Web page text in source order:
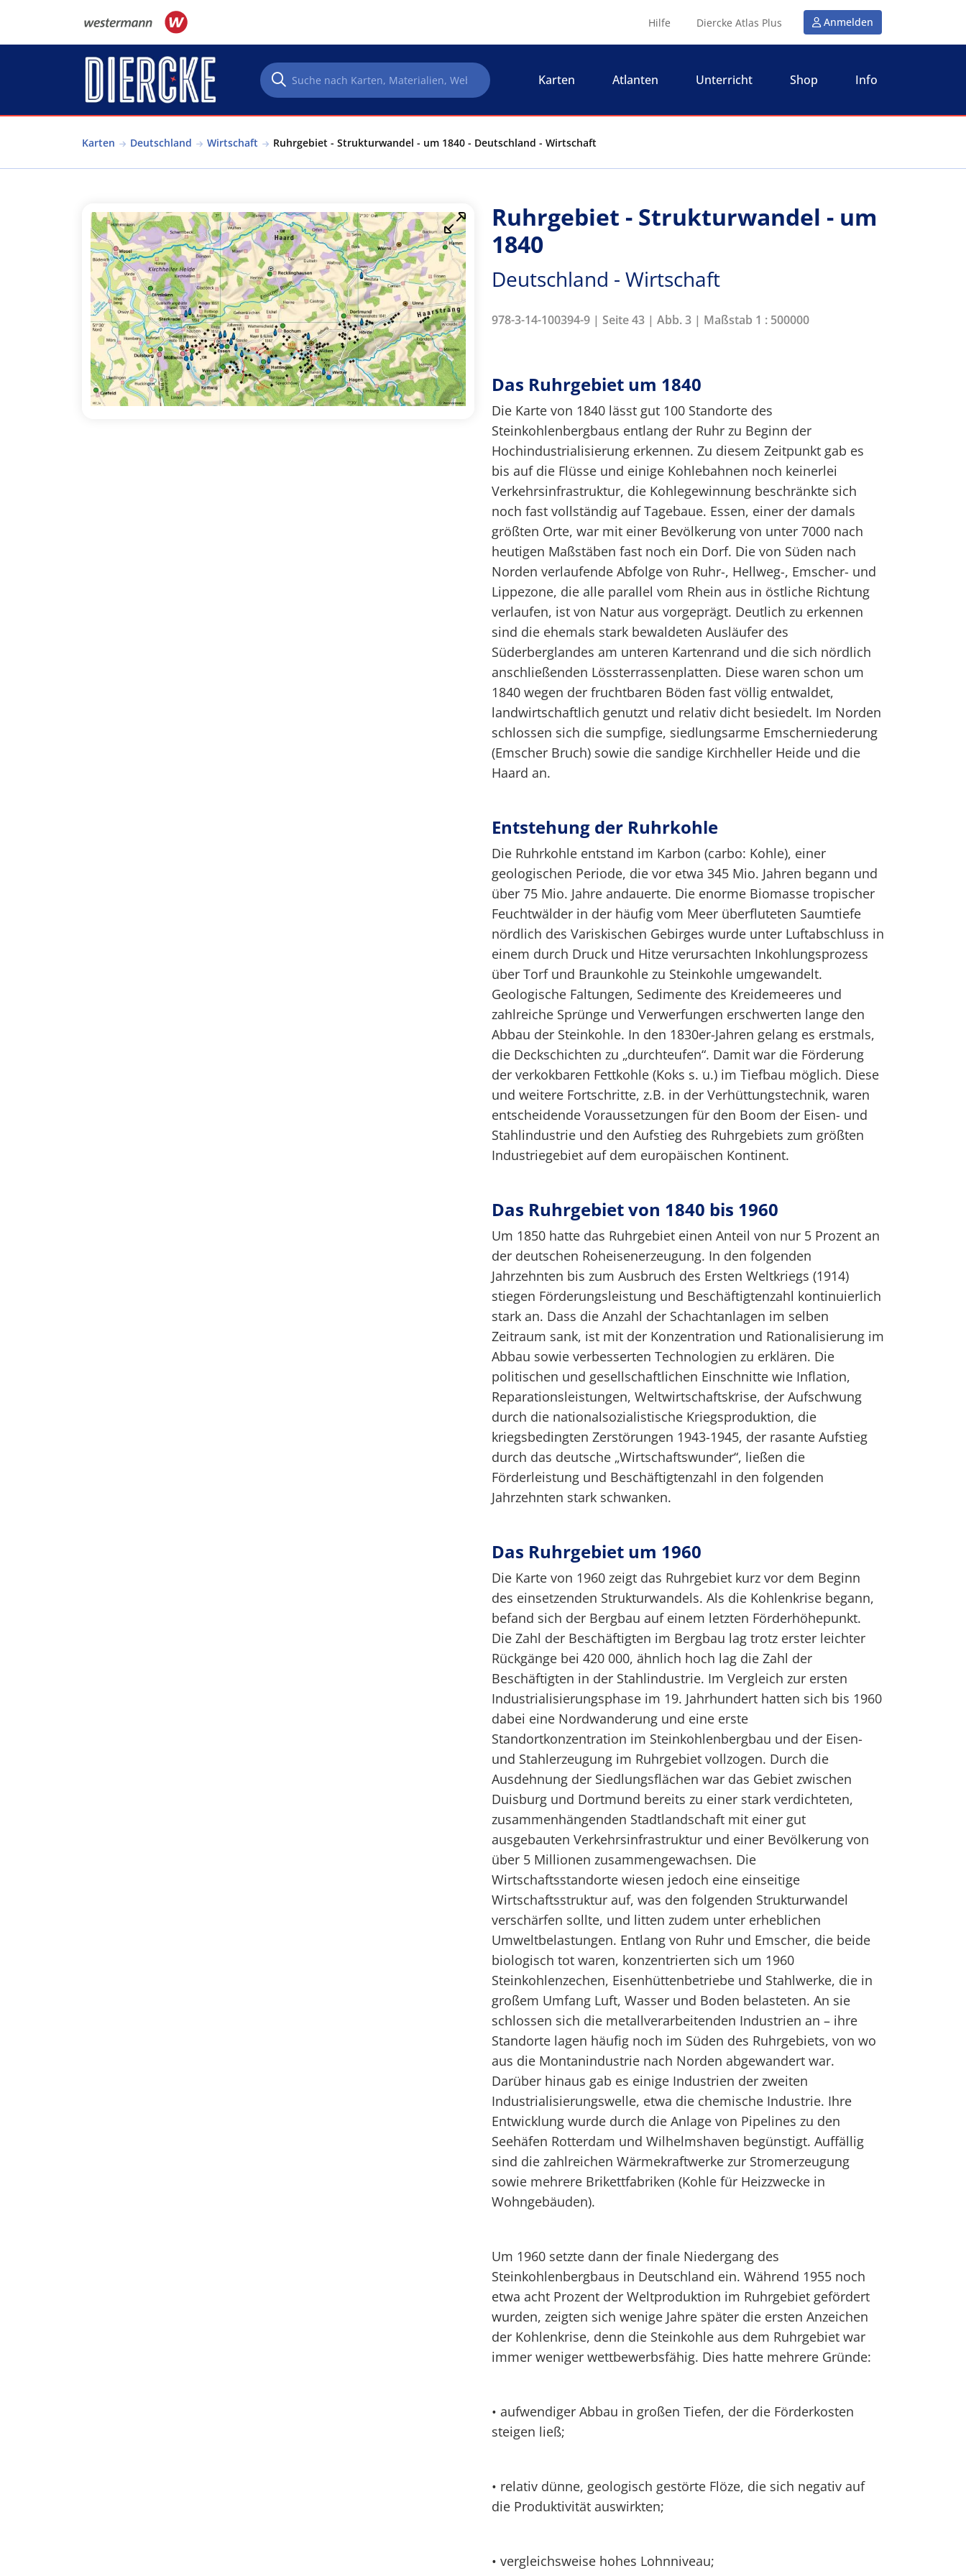
Hilfe Diercke Atlas Plus Anmelden
Karten Atlanten Unterricht Shop Info
Karten Deutschland Wirtschaft Ruhrgebiet - Strukturwandel - um 1840 - Deutschland - Wirtschaft
Ruhrgebiet - Strukturwandel - um
1840
Deutschland - Wirtschaft
978-3-14-100394-9 | Seite 43 | Abb. 3 | Maßstab 1 : 500000
Das Ruhrgebiet um 1840
Die Karte von 1840 lässt gut 100 Standorte des
Steinkohlenbergbaus entlang der Ruhr zu Beginn der
Hochindustrialisierung erkennen. Zu diesem Zeitpunkt gab es
bis auf die Flüsse und einige Kohlebahnen noch keinerlei
Verkehrsinfrastruktur, die Kohlegewinnung beschränkte sich
noch fast vollständig auf Tagebaue. Essen, einer der damals
größten Orte, war mit einer Bevölkerung von unter 7000 nach
heutigen Maßstäben fast noch ein Dorf. Die von Süden nach
Norden verlaufende Abfolge von Ruhr-, Hellweg-, Emscher- und
Lippezone, die alle parallel vom Rhein aus in östliche Richtung
verlaufen, ist von Natur aus vorgeprägt. Deutlich zu erkennen
sind die ehemals stark bewaldeten Ausläufer des
Süderberglandes am unteren Kartenrand und die sich nördlich
anschließenden Lössterrassenplatten. Diese waren schon um
1840 wegen der fruchtbaren Böden fast völlig entwaldet,
landwirtschaftlich genutzt und relativ dicht besiedelt. Im Norden
schlossen sich die sumpfige, siedlungsarme Emscherniederung
(Emscher Bruch) sowie die sandige Kirchheller Heide und die
Haard an.
Entstehung der Ruhrkohle
Die Ruhrkohle entstand im Karbon (carbo: Kohle), einer
geologischen Periode, die vor etwa 345 Mio. Jahren begann und
über 75 Mio. Jahre andauerte. Die enorme Biomasse tropischer
Feuchtwälder in der häufig vom Meer überfluteten Saumtiefe
nördlich des Variskischen Gebirges wurde unter Luftabschluss in
einem durch Druck und Hitze verursachten Inkohlungsprozess
über Torf und Braunkohle zu Steinkohle umgewandelt.
Geologische Faltungen, Sedimente des Kreidemeeres und
zahlreiche Sprünge und Verwerfungen erschwerten lange den
Abbau der Steinkohle. In den 1830er-Jahren gelang es erstmals,
die Deckschichten zu „durchteufen“. Damit war die Förderung
der verkokbaren Fettkohle (Koks s. u.) im Tiefbau möglich. Diese
und weitere Fortschritte, z.B. in der Verhüttungstechnik, waren
entscheidende Voraussetzungen für den Boom der Eisen- und
Stahlindustrie und den Aufstieg des Ruhrgebiets zum größten
Industriegebiet auf dem europäischen Kontinent.
Das Ruhrgebiet von 1840 bis 1960
Um 1850 hatte das Ruhrgebiet einen Anteil von nur 5 Prozent an
der deutschen Roheisenerzeugung. In den folgenden
Jahrzehnten bis zum Ausbruch des Ersten Weltkriegs (1914)
stiegen Förderungsleistung und Beschäftigtenzahl kontinuierlich
stark an. Dass die Anzahl der Schachtanlagen im selben
Zeitraum sank, ist mit der Konzentration und Rationalisierung im
Abbau sowie verbesserten Technologien zu erklären. Die
politischen und gesellschaftlichen Einschnitte wie Inflation,
Reparationsleistungen, Weltwirtschaftskrise, der Aufschwung
durch die nationalsozialistische Kriegsproduktion, die
kriegsbedingten Zerstörungen 1943-1945, der rasante Aufstieg
durch das deutsche „Wirtschaftswunder“, ließen die
Förderleistung und Beschäftigtenzahl in den folgenden
Jahrzehnten stark schwanken.
Das Ruhrgebiet um 1960
Die Karte von 1960 zeigt das Ruhrgebiet kurz vor dem Beginn
des einsetzenden Strukturwandels. Als die Kohlenkrise begann,
befand sich der Bergbau auf einem letzten Förderhöhepunkt.
Die Zahl der Beschäftigten im Bergbau lag trotz erster leichter
Rückgänge bei 420 000, ähnlich hoch lag die Zahl der
Beschäftigten in der Stahlindustrie. Im Vergleich zur ersten
Industrialisierungsphase im 19. Jahrhundert hatten sich bis 1960
dabei eine Nordwanderung und eine erste
Standortkonzentration im Steinkohlenbergbau und der Eisen-
und Stahlerzeugung im Ruhrgebiet vollzogen. Durch die
Ausdehnung der Siedlungsflächen war das Gebiet zwischen
Duisburg und Dortmund bereits zu einer stark verdichteten,
zusammenhängenden Stadtlandschaft mit einer gut
ausgebauten Verkehrsinfrastruktur und einer Bevölkerung von
über 5 Millionen zusammengewachsen. Die
Wirtschaftsstandorte wiesen jedoch eine einseitige
Wirtschaftsstruktur auf, was den folgenden Strukturwandel
verschärfen sollte, und litten zudem unter erheblichen
Umweltbelastungen. Entlang von Ruhr und Emscher, die beide
biologisch tot waren, konzentrierten sich um 1960
Steinkohlenzechen, Eisenhüttenbetriebe und Stahlwerke, die in
großem Umfang Luft, Wasser und Boden belasteten. An sie
schlossen sich die metallverarbeitenden Industrien an – ihre
Standorte lagen häufig noch im Süden des Ruhrgebiets, von wo
aus die Montanindustrie nach Norden abgewandert war.
Darüber hinaus gab es einige Industrien der zweiten
Industrialisierungswelle, etwa die chemische Industrie. Ihre
Entwicklung wurde durch die Anlage von Pipelines zu den
Seehäfen Rotterdam und Wilhelmshaven begünstigt. Auffällig
sind die zahlreichen Wärmekraftwerke zur Stromerzeugung
sowie mehrere Brikettfabriken (Kohle für Heizzwecke in
Wohngebäuden).
Um 1960 setzte dann der finale Niedergang des
Steinkohlenbergbaus in Deutschland ein. Während 1955 noch
etwa acht Prozent der Weltproduktion im Ruhrgebiet gefördert
wurden, zeigten sich wenige Jahre später die ersten Anzeichen
der Kohlenkrise, denn die Steinkohle aus dem Ruhrgebiet war
immer weniger wettbewerbsfähig. Dies hatte mehrere Gründe:
• aufwendiger Abbau in großen Tiefen, der die Förderkosten
steigen ließ;
• relativ dünne, geologisch gestörte Flöze, die sich negativ auf
die Produktivität auswirkten;
• vergleichsweise hohes Lohnniveau;